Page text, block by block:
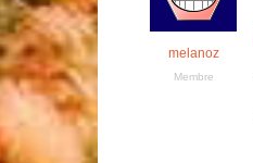
melanoz
Membre